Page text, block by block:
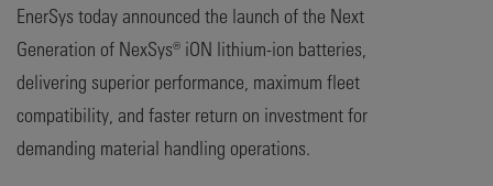
EnerSys today announced the launch of the Next
Generation of NexSys® iON lithium-ion batteries,
delivering superior performance, maximum fleet
compatibility, and faster return on investment for
demanding material handling operations.